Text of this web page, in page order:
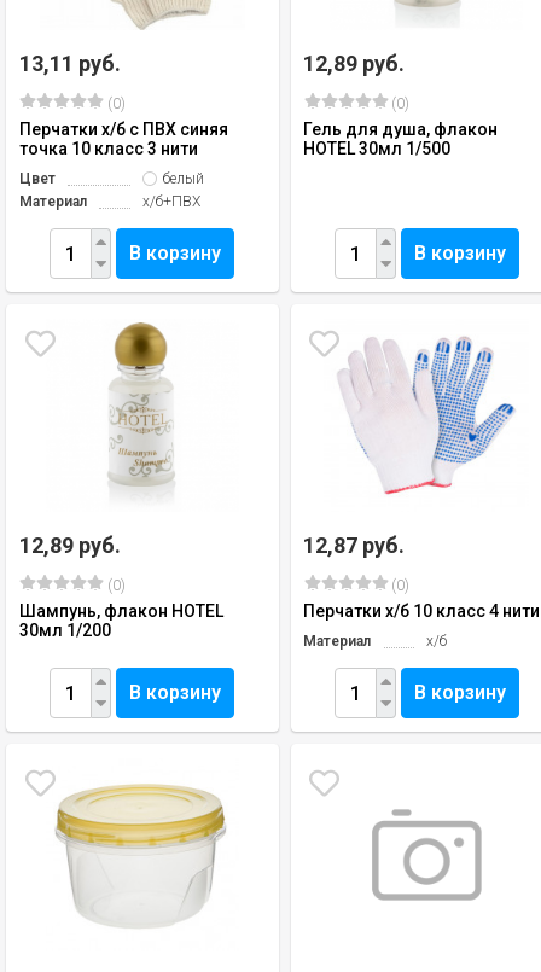
13,11 руб.
(0)
Перчатки х/б с ПВХ синяя
точка 10 класс 3 нити
Цвет
белый
Материал
х/б+ПВХ
В корзину
12,89 руб.
(0)
Гель для душа, флакон
HOTEL 30мл 1/500
В корзину
12,89 руб.
(0)
Шампунь, флакон HOTEL
30мл 1/200
В корзину
12,87 руб.
(0)
Перчатки х/б 10 класс 4 нити
Материал х/б
В корзину